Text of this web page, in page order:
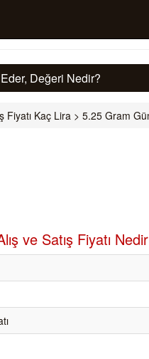
Değeri Nedir?
Fiyatı Kaç Lira > 5.25 Gram
ve Satış Fiyatı